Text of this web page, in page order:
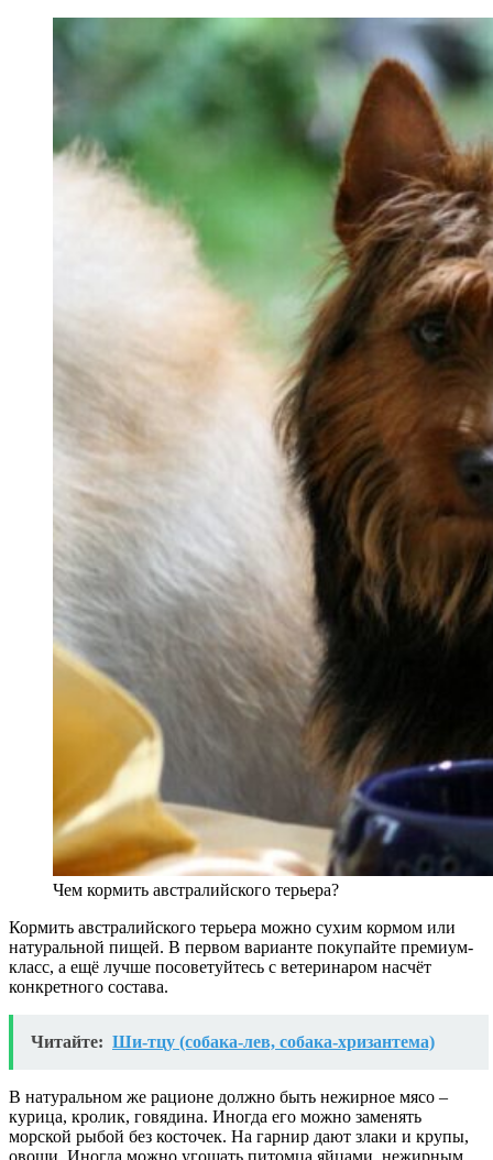
Чем кормить австралийского терьера?
Кормить австралийского терьера можно сухим кормом или
натуральной пищей. В первом варианте покупайте премиум-
класс, а ещё лучше посоветуйтесь с ветеринаром насчёт
конкретного состава.
Читайте: Ши-тцу (собака-лев, собака-хризантема)
В натуральном же рационе должно быть нежирное мясо –
курица, кролик, говядина. Иногда его можно заменять
морской рыбой без косточек. На гарнир дают злаки и крупы,
овощи. Иногда можно угощать питомца яйцами, нежирным